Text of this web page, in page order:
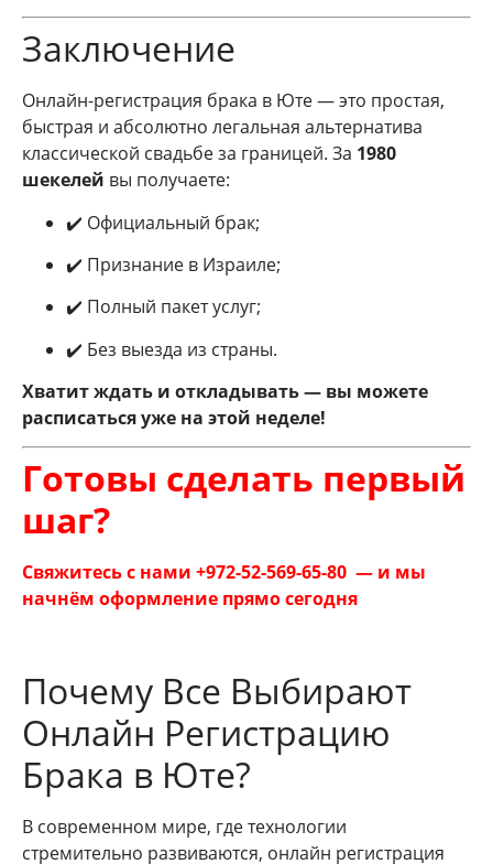
Заключение
Онлайн-регистрация брака в Юте — это простая,
быстрая и абсолютно легальная альтернатива
классической свадьбе за границей. За 1980
шекелей вы получаете:
✔️ Официальный брак;
✔️ Признание в Израиле;
✔️ Полный пакет услуг;
✔️ Без выезда из страны.
Хватит ждать и откладывать — вы можете
расписаться уже на этой неделе!
Готовы сделать первый
шаг?
Свяжитесь с нами +972-52-569-65-80 — и мы
начнём оформление прямо сегодня
Почему Все Выбирают
Онлайн Регистрацию
Брака в Юте?
В современном мире, где технологии
стремительно развиваются, онлайн регистрация